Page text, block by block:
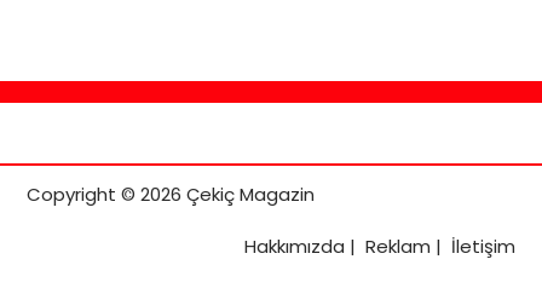
Copyright © 2026 Çekiç Magazin
Hakkımızda | Reklam | İletişim